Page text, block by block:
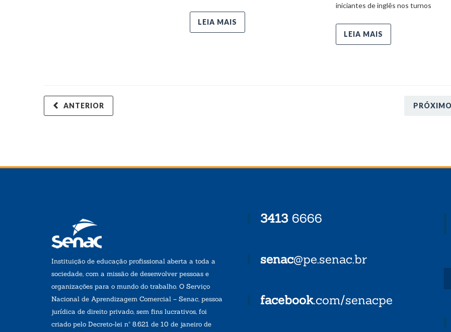
LEIA MAIS
iniciantes de inglês nos turnos
LEIA MAIS
PRÓXIMO
ANTERIOR
Instituição de educação profissional aberta a toda a
sociedade, com a missão de desenvolver pessoas e
organizações para o mundo do trabalho. O Serviço
Nacional de Aprendizagem Comercial – Senac, pessoa
jurídica de direito privado, sem fins lucrativos, foi
criado pelo Decreto-lei nº 8.621 de 10 de janeiro de
34136666
senac@pe.senac.br
facebook.com/senacpe